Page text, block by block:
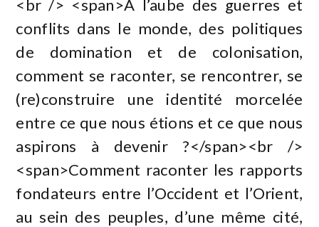
<br /> <span>A l’aube des guerres et
conflits dans le monde, des politiques
de domination et de colonisation,
comment se raconter, se rencontrer, se
(re)construire une identité morcelée
entre ce que nous étions et ce que nous
aspirons à devenir ?</span><br />
<span>Comment raconter les rapports
fondateurs entre l’Occident et l’Orient,
au sein des peuples, d’une même cité,